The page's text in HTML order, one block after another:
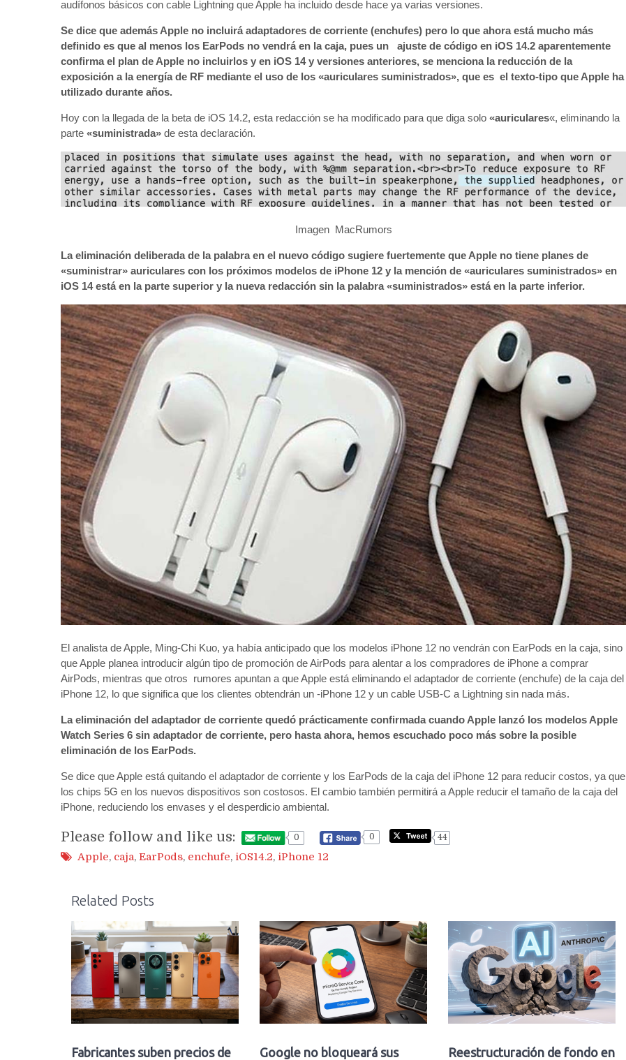
audífonos básicos con cable Lightning que Apple ha incluido desde hace ya varias versiones.
Se dice que además Apple no incluirá adaptadores de corriente (enchufes) pero lo que ahora está mucho más
definido es que al menos los EarPods no vendrá en la caja, pues un ajuste de código en iOS 14.2 aparentemente
confirma el plan de Apple no incluirlos y en iOS 14 y versiones anteriores, se menciona la reducción de la
exposición a la energía de RF mediante el uso de los «auriculares suministrados», que es el texto-tipo que Apple ha
utilizado durante años.
Hoy con la llegada de la beta de iOS 14.2, esta redacción se ha modificado para que diga solo «auriculares«, eliminando la
parte «suministrada» de esta declaración.
Imagen MacRumors
La eliminación deliberada de la palabra en el nuevo código sugiere fuertemente que Apple no tiene planes de
«suministrar» auriculares con los próximos modelos de ‌iPhone 12‌ y la mención de «auriculares suministrados» en
‌iOS 14‌ está en la parte superior y la nueva redacción sin la palabra «suministrados» está en la parte inferior.
El analista de Apple, Ming-Chi Kuo, ya había anticipado que los modelos ‌iPhone 12‌ no vendrán con EarPods en la caja, sino
que Apple planea introducir algún tipo de promoción de AirPods para alentar a los compradores de iPhone a comprar
‌AirPods‌, mientras que otros rumores apuntan a que Apple está eliminando el adaptador de corriente (enchufe) de la caja del
‌iPhone 12‌, lo que significa que los clientes obtendrán un -iPhone 12‌ y un cable USB-C a Lightning sin nada más.
La eliminación del adaptador de corriente quedó prácticamente confirmada cuando Apple lanzó los modelos Apple
Watch Series 6 sin adaptador de corriente, pero hasta ahora, hemos escuchado poco más sobre la posible
eliminación de los EarPods.
Se dice que Apple está quitando el adaptador de corriente y los EarPods de la caja del ‌iPhone 12‌ para reducir costos, ya que
los chips 5G en los nuevos dispositivos son costosos. El cambio también permitirá a Apple reducir el tamaño de la caja del
‌iPhone‌, reduciendo los envases y el desperdicio ambiental.
Please follow and like us: 0 0 44
Apple, caja, EarPods, enchufe, iOS14.2, iPhone 12
Related Posts
Fabricantes suben precios de
Google no bloqueará sus
Reestructuración de fondo en